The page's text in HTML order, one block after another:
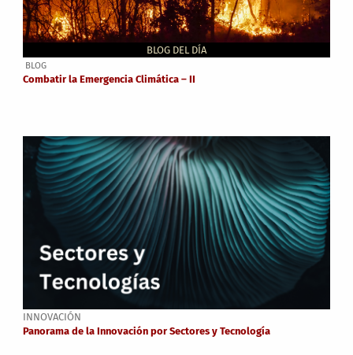
BLOG DEL DÍA
BLOG
Combatir la Emergencia Climática – II
INNOVACIÓN
Panorama de la Innovación por Sectores y Tecnología